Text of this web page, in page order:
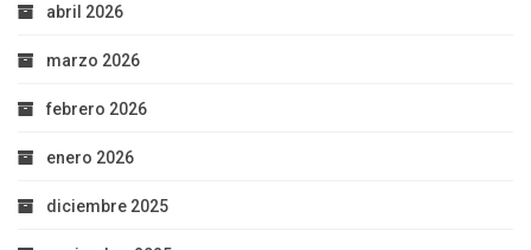
abril 2026
marzo 2026
febrero 2026
enero 2026
diciembre 2025